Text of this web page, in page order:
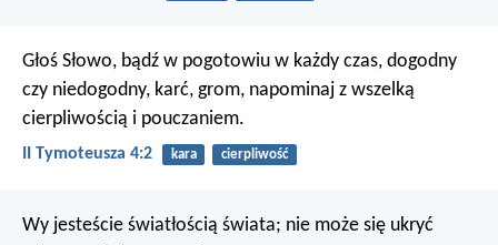
Głoś Słowo, bądź w pogotowiu w każdy czas, dogodny
czy niedogodny, karć, grom, napominaj z wszelką
cierpliwością i pouczaniem.
II Tymoteusza 4:2 kara cierpliwość
Wy jesteście światłością świata; nie może się ukryć